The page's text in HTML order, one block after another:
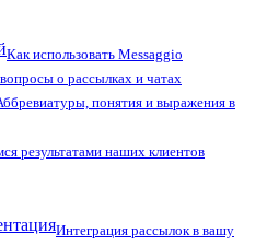
Как использовать Messaggio
о рассылках и чатах
понятия и выражения в
результатами наших клиентов
Интеграция рассылок в вашу